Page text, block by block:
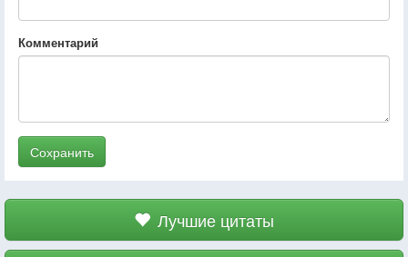
Комментарий
Сохранить
Лучшие цитаты